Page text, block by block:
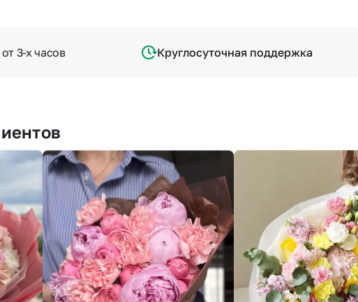
3-х часов Круглосуточная поддержка